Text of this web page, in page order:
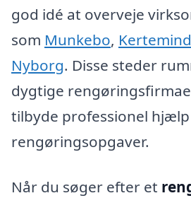
god idé at overveje
som Munkebo,
Nyborg. Disse steder
dygtige
tilbyde professionel
rengøringsopgaver.
Når du søger efter et